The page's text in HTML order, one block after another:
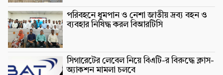
পরিবহনে ধূমপান ও নেশা জাতীয় দ্রব্য বহন ও
ব্যবহার নিষিদ্ধ করল বিআরটিসি
সিগারেটের লেবেল নিয়ে বিএটি-র বিরুদ্ধে ক্লাস-
অ্যাকশন মামলা চলবে